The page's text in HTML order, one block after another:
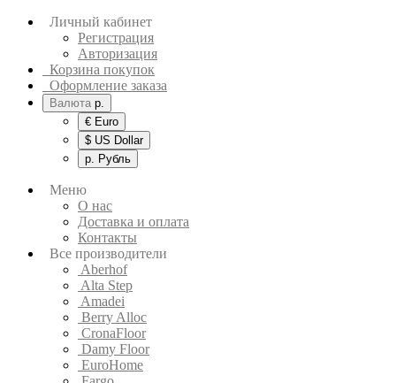
Личный кабинет
Регистрация
Авторизация
Корзина покупок
Оформление заказа
Валюта р.
€ Euro
$ US Dollar
р. Рубль
Меню
О нас
Доставка и оплата
Контакты
Все производители
Aberhof
Alta Step
Amadei
Berry Alloc
CronaFloor
Damy Floor
EuroHome